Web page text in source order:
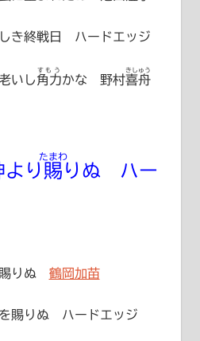
き終戦日 ハードエッジ
いし角力
すもう
かな 野村喜舟
きしゅう
り 賜
たまわ
りぬ ハー
賜りぬ 鶴岡加苗
賜りぬ ハードエッジ